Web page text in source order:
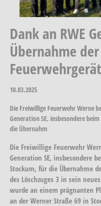
Dank an RWE
Übernahme
10.03.2025
Die Freiwillige Feuerwehr Werne
Generation SE, insbesondere
die Übernahm
Die Freiwillige Feuerwehr
Generation SE, insbesondere
Stockum, für die Übernahme
des Löschzuges 3 in sein
wurde an einem prägnanten
an der Werner Straße 69 in